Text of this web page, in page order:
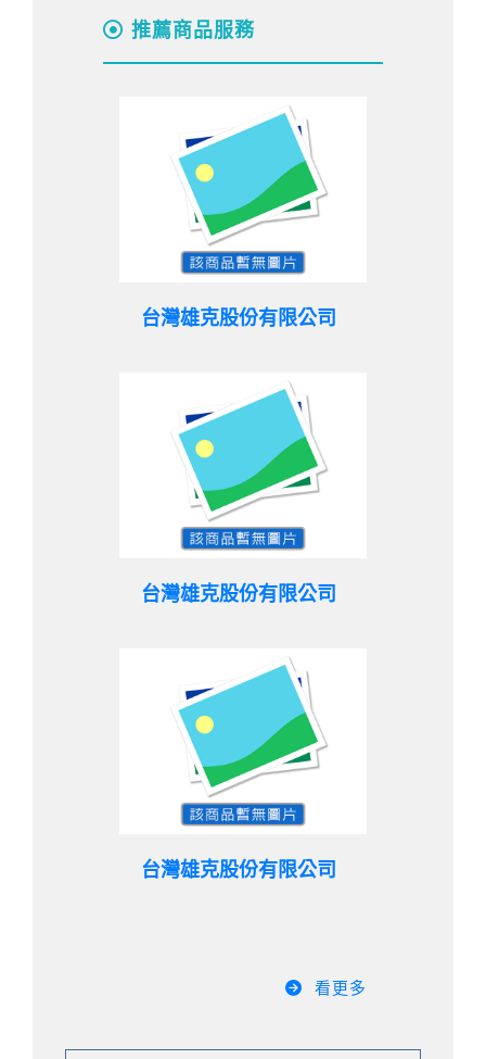
推薦商品服務
台灣雄克股份有限公司
台灣雄克股份有限公司
台灣雄克股份有限公司
看更多